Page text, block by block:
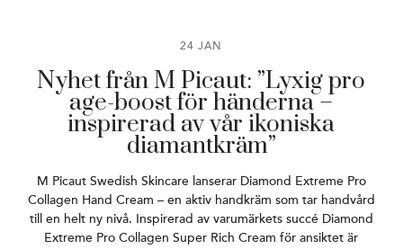
24 JAN
Nyhet från M Picaut: ”Lyxig pro
age-boost för händerna –
inspirerad av vår ikoniska
diamantkräm”
M Picaut Swedish Skincare lanserar Diamond Extreme Pro
Collagen Hand Cream – en aktiv handkräm som tar handvård
till en helt ny nivå. Inspirerad av varumärkets succé Diamond
Extreme Pro Collagen Super Rich Cream för ansiktet är